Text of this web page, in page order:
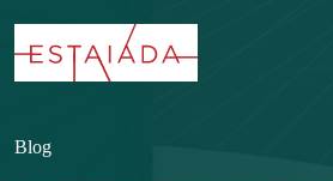
Blog